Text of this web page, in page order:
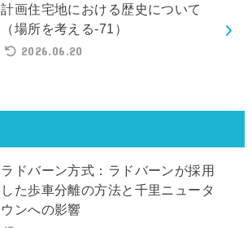
計画住宅地における歴史について
（場所を考える-71）
2026.06.20
ラドバーン方式：ラドバーンが採用
した歩車分離の方法と千里ニュータ
ウンへの影響